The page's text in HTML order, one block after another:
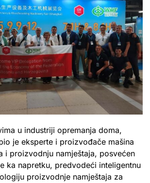
u industriji opremanja doma,
je eksperte i proizvođače mašina
i proizvodnju namještaja, posvećen
ka napretku, predvodeći inteligentnu
proizvodnje namještaja za